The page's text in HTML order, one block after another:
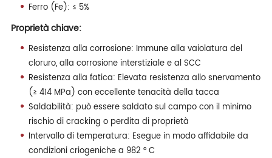
Ferro (Fe): ≤ 5%
Proprietà chiave:
Resistenza alla corrosione: Immune alla vaiolatura del
cloruro, alla corrosione interstiziale e al SCC
Resistenza alla fatica: Elevata resistenza allo snervamento
(≥ 414 MPa) con eccellente tenacità della tacca
Saldabilità: può essere saldato sul campo con il minimo
rischio di cracking o perdita di proprietà
Intervallo di temperatura: Esegue in modo affidabile da
condizioni criogeniche a 982 ° C